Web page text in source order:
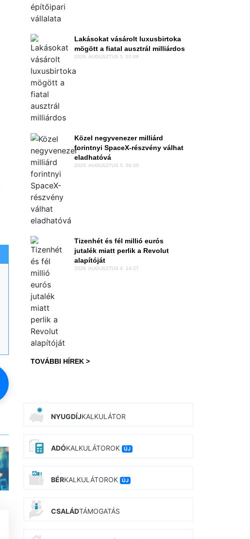
Lakásokat vásárolt luxusbirtoka
mögött a fiatal ausztrál milliárdos
2026. AUGUSZTUS 5. 07:08
Közel negyvenezer milliárd
forintnyi SpaceX-részvény válhat
eladhatóvá
2026. AUGUSZTUS 5. 06:35
Tizenhét és fél millió eurós
jutalék miatt perlik a Revolut
alapítóját
2026. AUGUSZTUS 4. 14:27
TOVÁBBI HÍREK >
NYUGDÍJKALKULÁTOR
ADÓKALKULÁTOROK ÚJ
BÉRKALKULÁTOROK ÚJ
CSALÁDTÁMOGATÁS